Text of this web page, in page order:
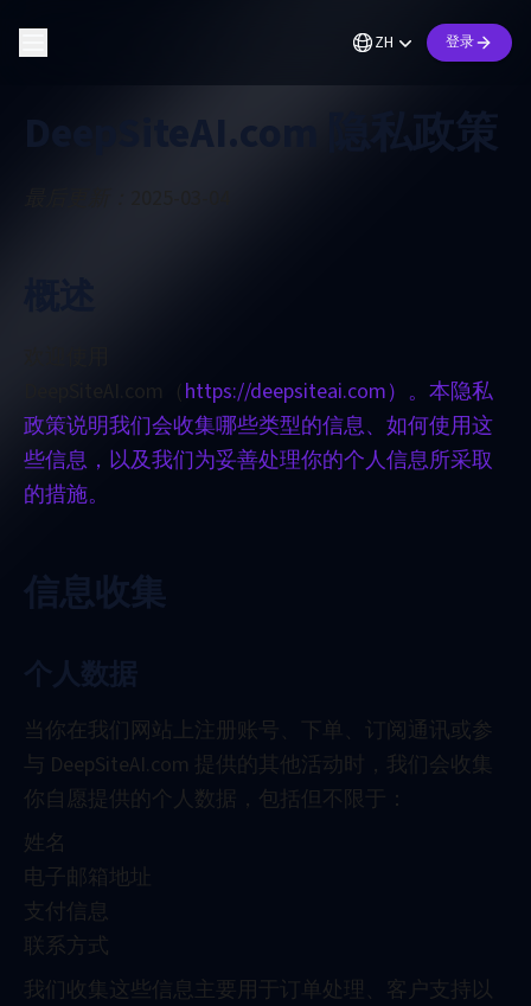
ZH 登录
DeepSiteAI.com 隐私政策
DeepSiteAI.com（ https://deepsiteai.com）。本隐私
政策说明我们会收集哪些类型的信息、如何使用这
些信息，以及我们为妥善处理你的个人信息所采取
的措施。
信息收集
个人数据
当你在我们网站上注册账号、下单、订阅通讯或参
与 DeepSiteAI.com 提供的其他活动时，我们会收集
你自愿提供的个人数据，包括但不限于：
姓名
电子邮箱地址
支付信息
联系方式
我们收集这些信息主要用于订单处理、客户支持以